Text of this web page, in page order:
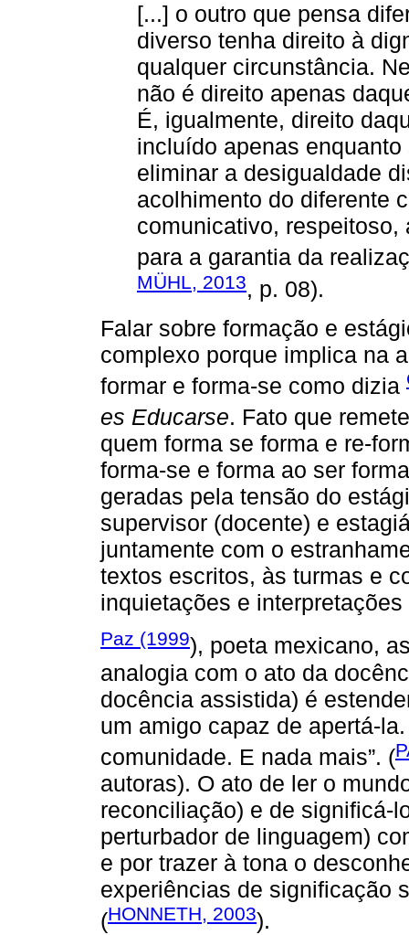
[...] o outro que pensa
diverso tenha direito à
qualquer circunstância.
não é direito apenas
É, igualmente, direito
incluído apenas
eliminar a desigualdade
acolhimento do diferente
comunicativo,
para a garantia da
MÜHL, 2013, p. 08).
Falar sobre formação e
complexo porque implica na
formar e forma-se como dizia
es Educarse. Fato que
quem forma se forma e re-
forma-se e forma ao ser
geradas pela tensão do
supervisor (docente) e
juntamente com o
textos escritos, às turmas e
inquietações e
Paz (1999), poeta mexicano,
analogia com o ato da
docência assistida) é
um amigo capaz de apertá-
comunidade. E nada mais”. (
autoras). O ato de ler o
reconciliação) e de significá-
perturbador de linguagem)
e por trazer à tona o
experiências de significação
(HONNETH, 2003).